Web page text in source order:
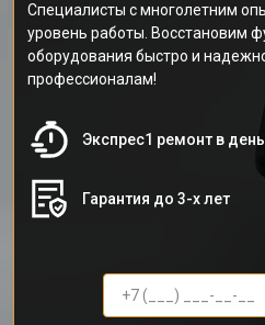
Специалисты с многолетним
уровень работы. Восстановим
оборудования быстро и
профессионалам!
Экспрес1 ремонт в
Гарантия до 3-х лет